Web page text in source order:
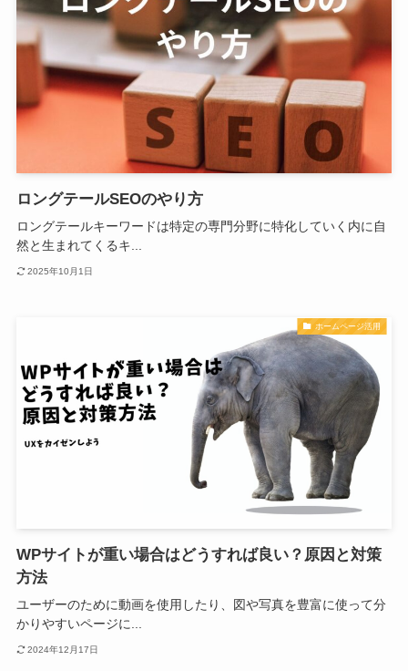
ロングテールSEOのやり方
ロングテールキーワードは特定の専門分野に特化していく内に自
然と生まれてくるキ...
2025年10月1日
ホームページ活用
WPサイトが重い場合はどうすれば良い？原因と対策
方法
ユーザーのために動画を使用したり、図や写真を豊富に使って分
かりやすいページに...
2024年12月17日